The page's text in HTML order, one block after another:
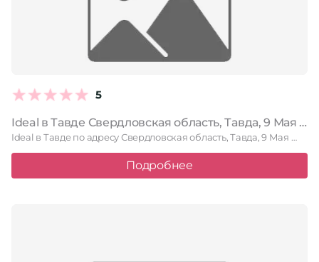
5
Ideal в Тавде Свердловская область, Тавда, 9 Мая улица, 2
Ideal в Тавде по адресу Свердловская область, Тавда, 9 Мая …
Подробнее